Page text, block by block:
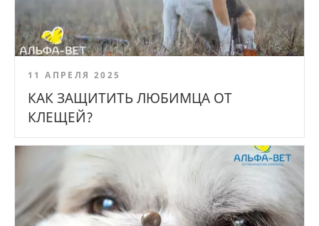
11 АПРЕЛЯ 2025
КАК ЗАЩИТИТЬ ЛЮБИМЦА ОТ
КЛЕЩЕЙ?